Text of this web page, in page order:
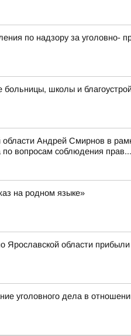
по надзору за уголовно-
школы и
области Андрей Смирнов в
по вопросам соблюдения прав...
на родном языке»
Ярославской области
уголовного дела в